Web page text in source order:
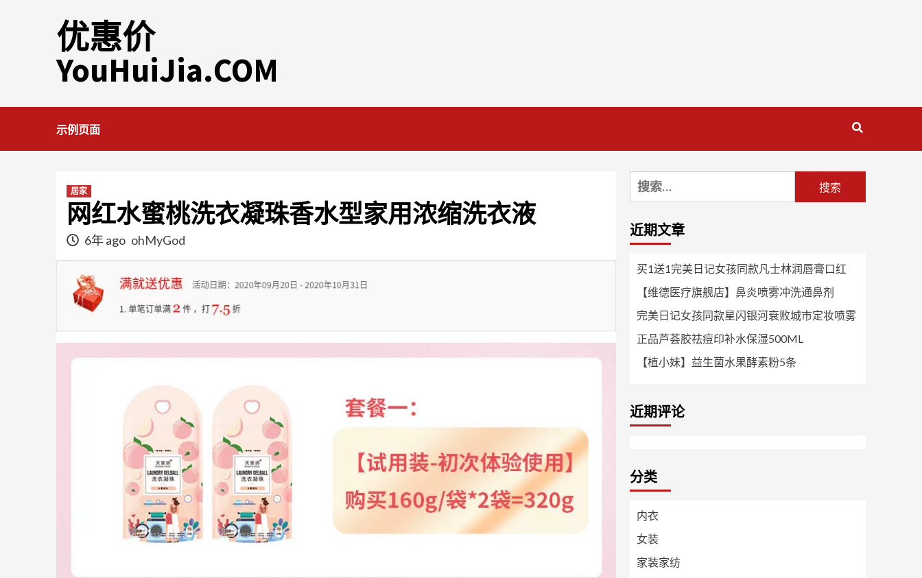
优惠价
YouHuiJia.COM
示例页面
居家
网红水蜜桃洗衣凝珠香水型家用浓缩洗衣液
6年 ago ohMyGod
搜
索：
近期文章
买1送1完美日记女孩同款凡士林润唇膏口红
【维德医疗旗舰店】鼻炎喷雾冲洗通鼻剂
完美日记女孩同款星闪银河衰败城市定妆喷雾
正品芦荟胶祛痘印补水保湿500ML
【植小妹】益生菌水果酵素粉5条
近期评论
分类
内衣
女装
家装家纺